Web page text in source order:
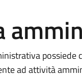
ad attività